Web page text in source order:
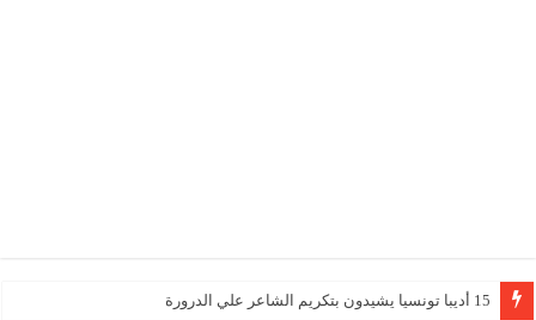
15 أديبا تونسيا يشيدون بتكريم الشاعر علي الدرورة